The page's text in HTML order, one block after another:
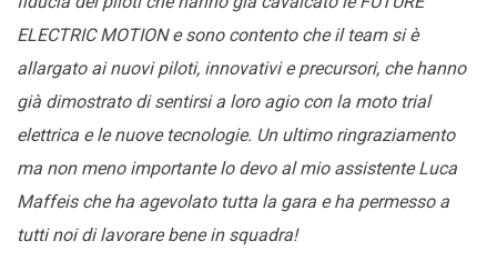
ELECTRIC MOTION e sono contento che il team si è
allargato ai nuovi piloti, innovativi e precursori, che hanno
già dimostrato di sentirsi a loro agio con la moto trial
elettrica e le nuove tecnologie. Un ultimo ringraziamento
ma non meno importante lo devo al mio assistente Luca
Maffeis che ha agevolato tutta la gara e ha permesso a
tutti noi di lavorare bene in squadra!